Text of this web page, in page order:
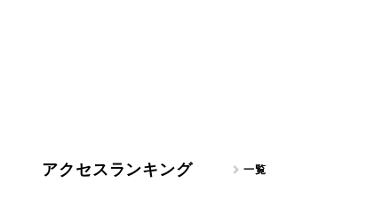
アクセスランキング 一覧